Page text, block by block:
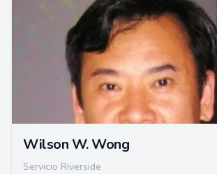
Wilson W. Wong
Servicio Riverside